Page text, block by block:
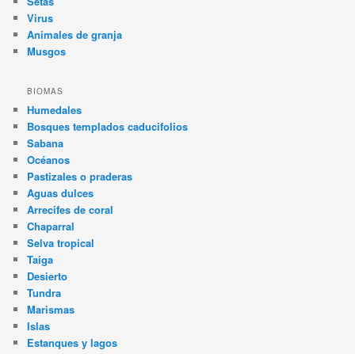
Virus
Animales de granja
Musgos
BIOMAS
Humedales
Bosques templados caducifolios
Sabana
Océanos
Pastizales o praderas
Aguas dulces
Arrecifes de coral
Chaparral
Selva tropical
Taiga
Desierto
Tundra
Marismas
Islas
Estanques y lagos